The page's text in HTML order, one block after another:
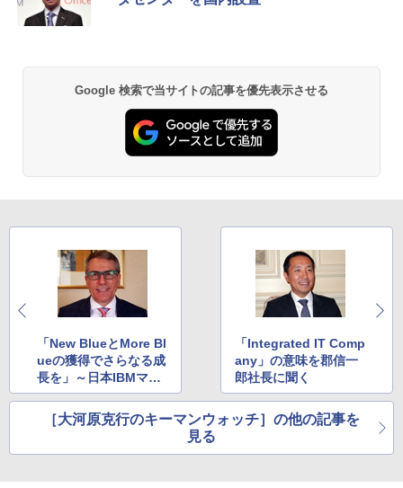
Google 検索で当サイトの記事を優先表示させる
「New BlueとMore Bl
ueの獲得でさらなる成
長を」～日本IBMマー
ティン・イェッター社
「Integrated IT Comp
any」の意味を郡信一
郎社長に聞く
［大河原克行のキーマンウォッチ］の他の記事を
見る